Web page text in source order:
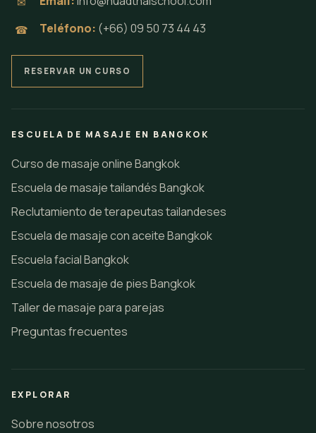
☎ Teléfono: (+66) 09 50 73 44 43
RESERVAR UN CURSO
ESCUELA DE MASAJE EN BANGKOK
Curso de masaje online Bangkok
Escuela de masaje tailandés Bangkok
Reclutamiento de terapeutas tailandeses
Escuela de masaje con aceite Bangkok
Escuela facial Bangkok
Escuela de masaje de pies Bangkok
Taller de masaje para parejas
Preguntas frecuentes
EXPLORAR
Sobre nosotros